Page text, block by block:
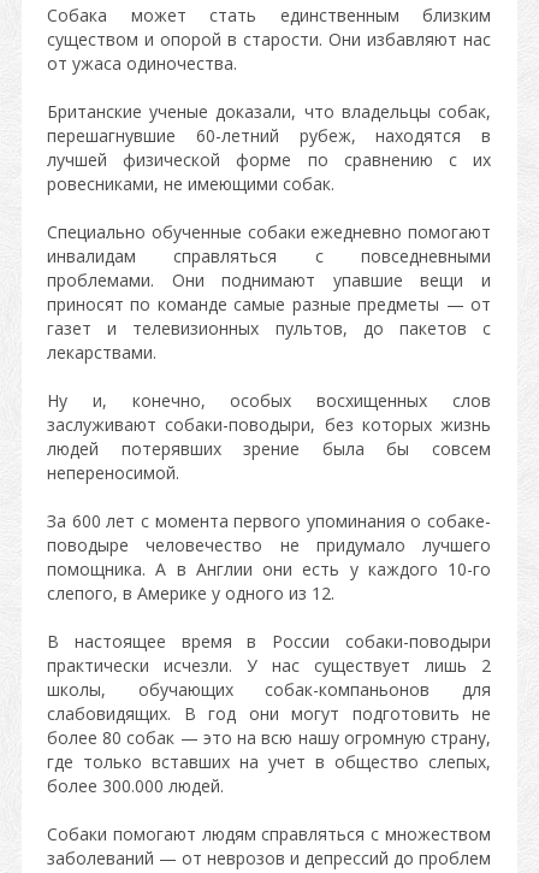
Собака может стать единственным близким
существом и опорой в старости. Они избавляют нас
от ужаса одиночества.
Британские ученые доказали, что владельцы собак,
перешагнувшие 60-летний рубеж, находятся в
лучшей физической форме по сравнению с их
ровесниками, не имеющими собак.
Специально обученные собаки ежедневно помогают
инвалидам справляться с повседневными
проблемами. Они поднимают упавшие вещи и
приносят по команде самые разные предметы — от
газет и телевизионных пультов, до пакетов с
лекарствами.
Ну и, конечно, особых восхищенных слов
заслуживают собаки-поводыри, без которых жизнь
людей потерявших зрение была бы совсем
непереносимой.
За 600 лет с момента первого упоминания о собаке-
поводыре человечество не придумало лучшего
помощника. А в Англии они есть у каждого 10-го
слепого, в Америке у одного из 12.
В настоящее время в России собаки-поводыри
практически исчезли. У нас существует лишь 2
школы, обучающих собак-компаньонов для
слабовидящих. В год они могут подготовить не
более 80 собак — это на всю нашу огромную страну,
где только вставших на учет в общество слепых,
более 300.000 людей.
Собаки помогают людям справляться с множеством
заболеваний — от неврозов и депрессий до проблем